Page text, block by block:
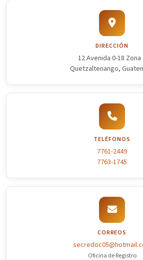
DIRECCIÓN
12 Avenida 0-18 Zona
Quetzaltenango,
TELÉFONOS
7761-2449
7763-1745
CORREOS
Oficina de Registro